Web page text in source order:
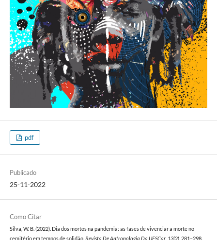
pdf
Publicado
25-11-2022
Como Citar
Silva, W. B. (2022). Dia dos mortos na pandemia: as fases de vivenciar a morte no
cemitério em tempos de solidão. Revista De Antropologia Da UFSCar, 13(2), 281–298.